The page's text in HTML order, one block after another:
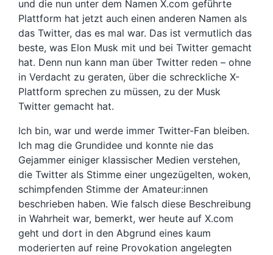
und die nun unter dem Namen X.com geführte
Plattform hat jetzt auch einen anderen Namen als
das Twitter, das es mal war. Das ist vermutlich das
beste, was Elon Musk mit und bei Twitter gemacht
hat. Denn nun kann man über Twitter reden – ohne
in Verdacht zu geraten, über die schreckliche X-
Plattform sprechen zu müssen, zu der Musk
Twitter gemacht hat.
Ich bin, war und werde immer Twitter-Fan bleiben.
Ich mag die Grundidee und konnte nie das
Gejammer einiger klassischer Medien verstehen,
die Twitter als Stimme einer ungezügelten, woken,
schimpfenden Stimme der Amateur:innen
beschrieben haben. Wie falsch diese Beschreibung
in Wahrheit war, bemerkt, wer heute auf X.com
geht und dort in den Abgrund eines kaum
moderierten auf reine Provokation angelegten